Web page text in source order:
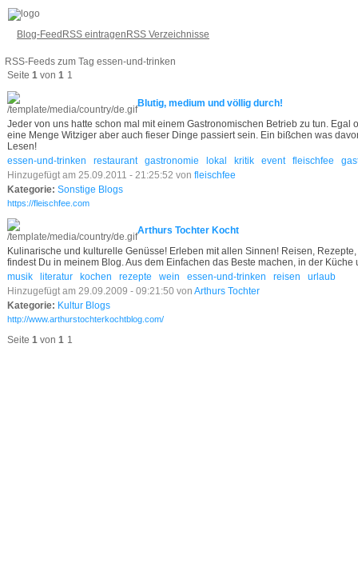
Blog-Feed RSS eintragen RSS Verzeichnisse
RSS-Feeds zum Tag essen-und-trinken
Seite 1 von 1 1
Blutig, medium und völlig durch!
Jeder von uns hatte schon mal mit einem Gastronomischen Betrieb zu tun. Egal
eine Menge Witziger aber auch fieser Dinge passiert sein. Ein bißchen was
Lesen!
essen-und-trinken
restaurant gastronomie lokal kritik event fleischfee
Hinzugefügt am 25.09.2011 - 21:25:52 von fleischfee
Kategorie: Sonstige Blogs
https://fleischfee.com
Arthurs Tochter Kocht
Kulinarische und kulturelle Genüsse! Erleben mit allen Sinnen! Reisen,
findest Du in meinem Blog. Aus dem Einfachen das Beste machen, in der Küche
musik
literatur kochen rezepte wein essen-und-trinken reisen
urlaub
Hinzugefügt am 29.09.2009 - 09:21:50 von Arthurs Tochter
Kategorie: Kultur Blogs
http://www.arthurstochterkochtblog.com/
Seite 1 von 1 1